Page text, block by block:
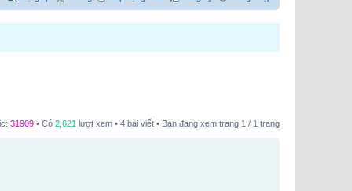
31909 • Có 2,621 lượt xem • 4 bài viết • Bạn đang xem trang 1 / 1 trang